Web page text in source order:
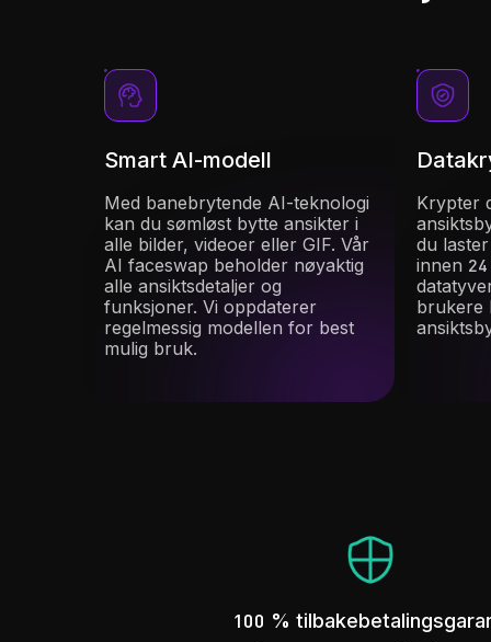
Smart AI-modell
Med banebrytende AI-teknologi
kan du sømløst bytte ansikter i
alle bilder, videoer eller GIF. Vår
AI faceswap beholder nøyaktig
alle ansiktsdetaljer og
funksjoner. Vi oppdaterer
regelmessig modellen for best
mulig bruk.
Krypter
du
innen
brukere
100 %